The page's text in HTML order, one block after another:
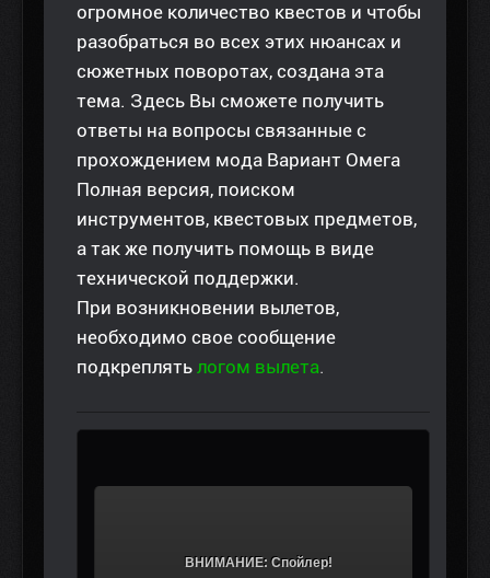
огромное количество квестов и чтобы
разобраться во всех этих нюансах и
сюжетных поворотах, создана эта
тема. Здесь Вы сможете получить
ответы на вопросы связанные с
прохождением мода Вариант Омега
Полная версия, поиском
инструментов, квестовых предметов,
а так же получить помощь в виде
технической поддержки.
При возникновении вылетов,
необходимо свое сообщение
подкреплять логом вылета.